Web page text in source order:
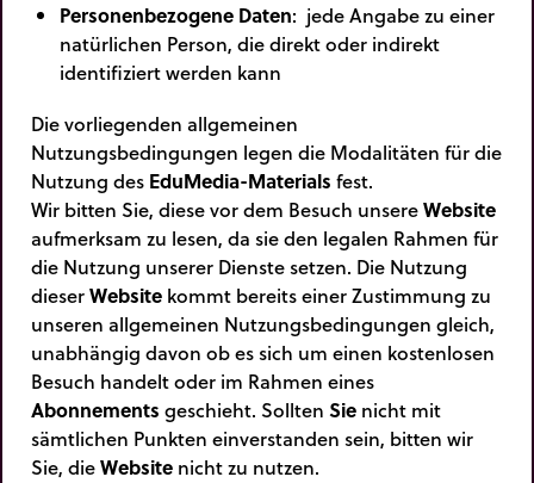
Personenbezogene Daten: jede Angabe zu einer
natürlichen Person, die direkt oder indirekt
identifiziert werden kann
Die vorliegenden allgemeinen
Nutzungsbedingungen legen die Modalitäten für die
Nutzung des EduMedia-Materials fest.
Wir bitten Sie, diese vor dem Besuch unsereWebsite
aufmerksam zu lesen, da sie den legalen Rahmen für
die Nutzung unserer Dienste setzen. Die Nutzung
dieserWebsite kommt bereits einer Zustimmung zu
unseren allgemeinen Nutzungsbedingungen gleich,
unabhängig davon ob es sich um einen kostenlosen
Besuch handelt oder im Rahmen eines
Abonnements geschieht. Sollten Sie nicht mit
sämtlichen Punkten einverstanden sein, bitten wir
Sie, dieWebsite nicht zu nutzen.